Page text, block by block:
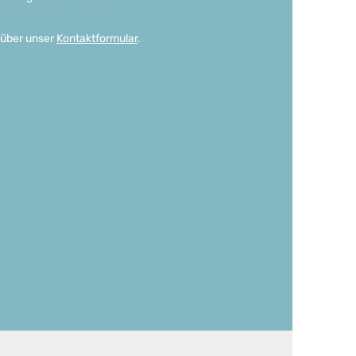
unser Kontaktformular.